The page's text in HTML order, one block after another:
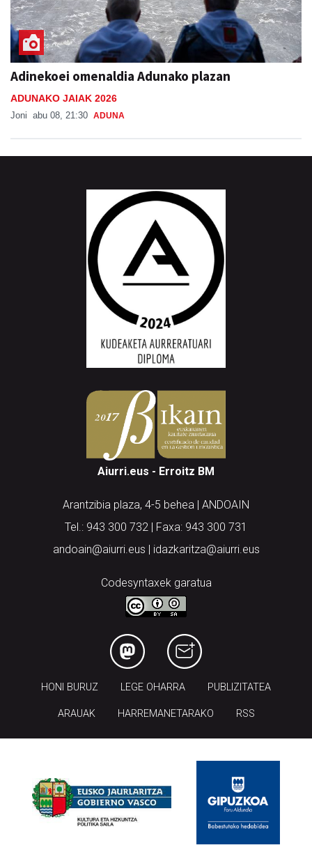
Adinekoei omenaldia Adunako plazan
ADUNAKO JAIAK 2026
Joni abu 08, 21:30 ADUNA
Aiurri.eus - Erroitz BM
Arantzibia plaza, 4-5 behea | ANDOAIN
Tel.: 943 300 732 | Faxa: 943 300 731
andoain@aiurri.eus | idazkaritza@aiurri.eus
Codesyntaxek garatua
HONI BURUZ LEGE OHARRA PUBLIZITATEA
ARAUAK HARREMANETARAKO RSS